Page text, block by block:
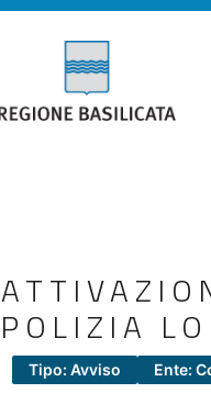
POLIZIA
Tipo: Avviso Ente: